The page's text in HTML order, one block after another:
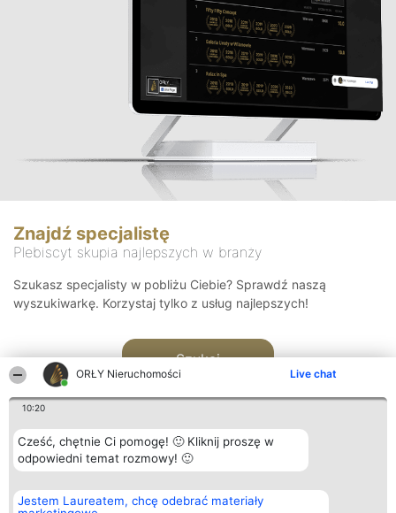
ORŁY Nieruchomości Live chat
10:20
Cześć, chętnie Ci pomogę! 🙂 Kliknij proszę w
odpowiedni temat rozmowy! 🙂
Jestem Laureatem, chcę odebrać materiały
Znajdź specjalistę
Plebiscyt skupia najlepszych w branży
Szukasz specjalisty w pobliżu Ciebie? Sprawdź naszą
wyszukiwarkę. Korzystaj tylko z usług najlepszych!
Szukaj
Organizator plebiscytu
Bright Side Solutions sp. z o.
Plebiscyt
Laureaci
Kontakt
Kontakt